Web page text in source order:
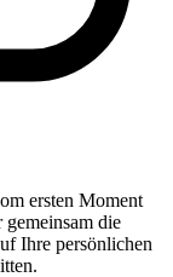
ersten Moment
die
Ihre persönlichen